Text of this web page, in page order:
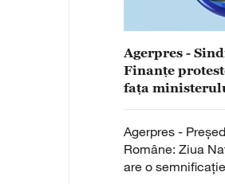
Agerpres -
Finanțe
fața
Agerpres -
Române: Ziua
are o